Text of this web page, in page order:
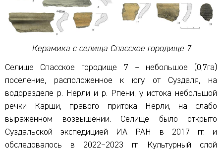
Керамика с селища Спасское городище 7
Селище Спасское городище 7 – небольшое (0,7га)
поселение, расположенное к югу от Суздаля, на
водоразделе р. Нерли и р. Рпени, у истока небольшой
речки Карши, правого притока Нерли, на слабо
выраженном возвышении. Селище было открыто
Суздальской экспедицией ИА РАН в 2017 гг. и
обследовалось в 2022–2023 гг. Культурный слой